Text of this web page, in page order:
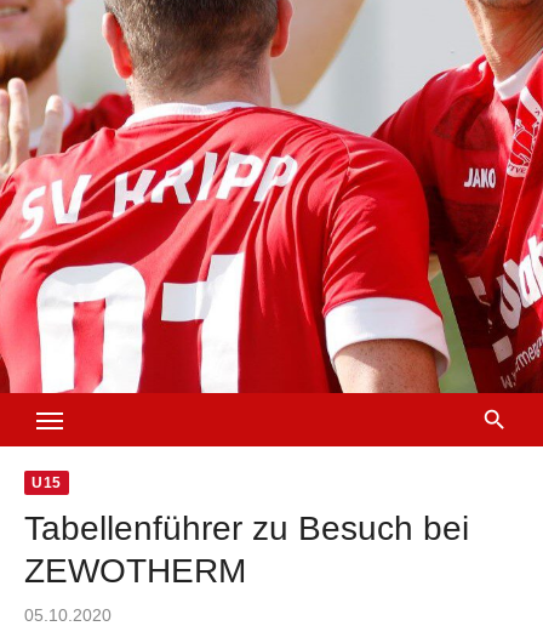
U15
Tabellenführer zu Besuch bei
ZEWOTHERM
Posted
05.10.2020